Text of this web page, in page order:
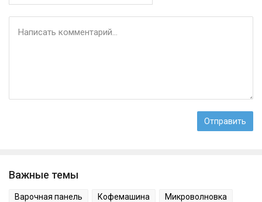
Важные темы
Варочная панель Кофемашина Микроволновка